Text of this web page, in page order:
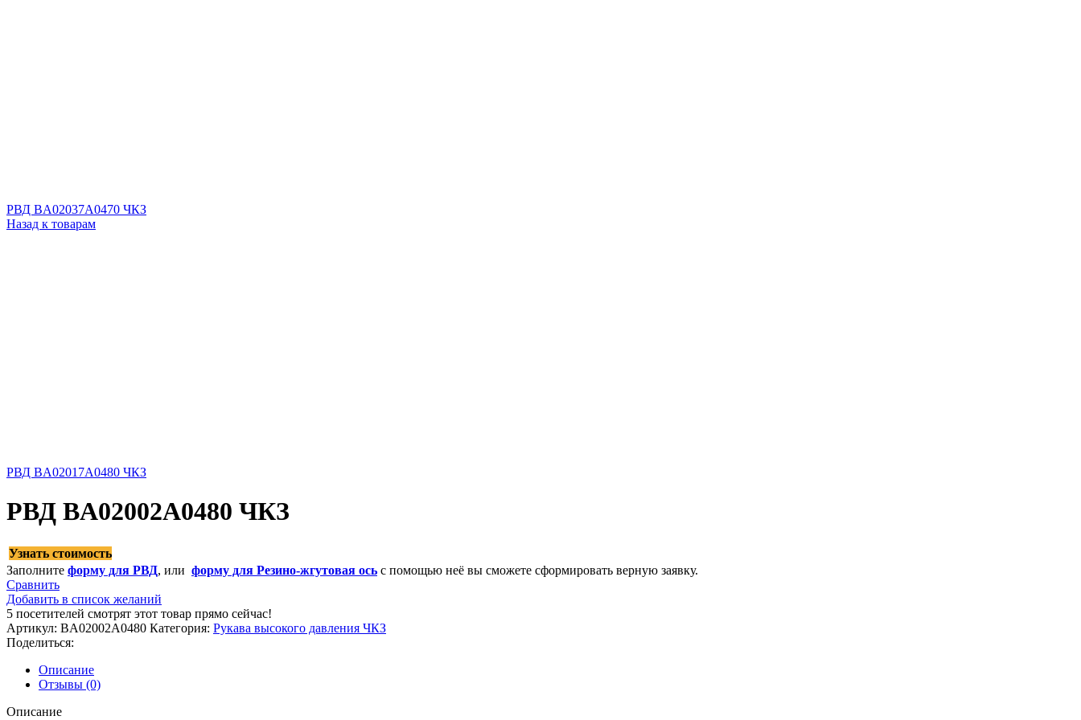
РВД BA02037A0470 ЧКЗ
Назад к товарам
РВД BA02017A0480 ЧКЗ
РВД BA02002A0480 ЧКЗ
Узнать стоимость
Заполните форму для РВД, или форму для Резино-жгутовая ось с помощью неё вы сможете сформировать верную заявку.
Сравнить
Добавить в список желаний
5 посетителей смотрят этот товар прямо сейчас!
Артикул: BA02002A0480 Категория: Рукава высокого давления ЧКЗ
Поделиться:
Описание
Отзывы (0)
Описание